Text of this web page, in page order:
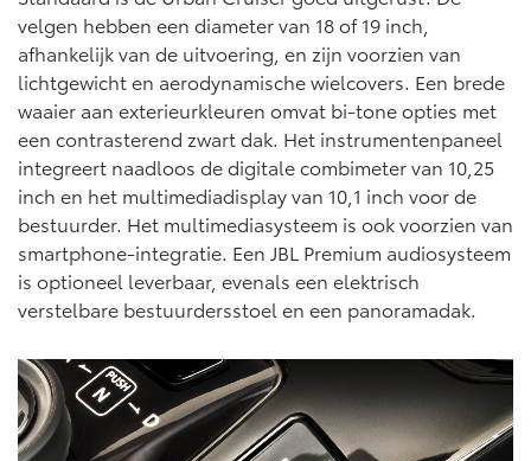
Vanaf € 46.301,- Vanaf € 56.570,-
Land Cruiser (excl. BTW)
Vanaf € 89.986,-
velgen hebben een diameter van 18 of 19 inch,
afhankelijk van de uitvoering, en zijn voorzien van
lichtgewicht en aerodynamische wielcovers. Een brede
waaier aan exterieurkleuren omvat bi-tone opties met
een contrasterend zwart dak. Het instrumentenpaneel
integreert naadloos de digitale combimeter van 10,25
inch en het multimediadisplay van 10,1 inch voor de
bestuurder. Het multimediasysteem is ook voorzien van
smartphone-integratie. Een JBL Premium audiosysteem
is optioneel leverbaar, evenals een elektrisch
verstelbare bestuurdersstoel en een panoramadak.